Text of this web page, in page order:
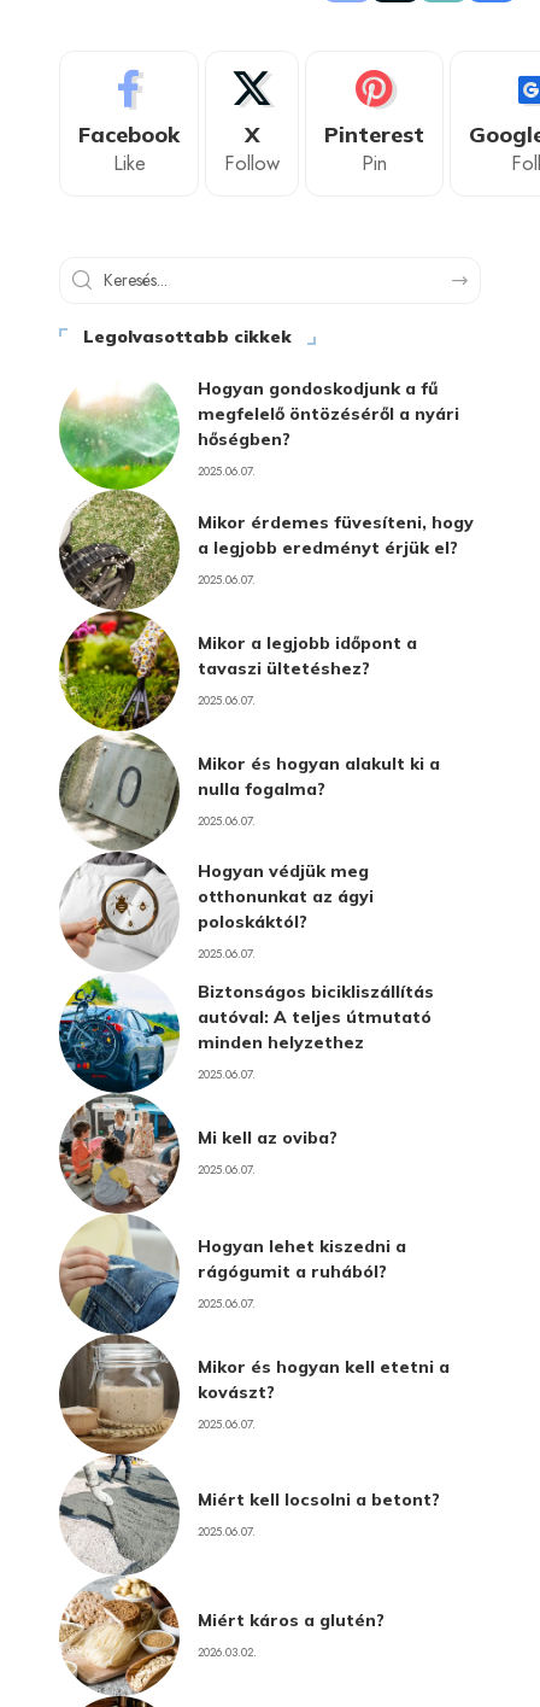
Facebook
Like
X
Follow
Pinterest
Pin
Legolvasottabb cikkek
Hogyan gondoskodjunk a fű
megfelelő öntözéséről a nyári
hőségben?
2025.06.07.
Mikor érdemes füvesíteni, hogy
a legjobb eredményt érjük el?
2025.06.07.
Mikor a legjobb időpont a
tavaszi ültetéshez?
2025.06.07.
Mikor és hogyan alakult ki a
nulla fogalma?
2025.06.07.
Hogyan védjük meg
otthonunkat az ágyi
poloskáktól?
2025.06.07.
Biztonságos bicikliszállítás
autóval: A teljes útmutató
minden helyzethez
2025.06.07.
Mi kell az oviba?
2025.06.07.
Hogyan lehet kiszedni a
rágógumit a ruhából?
2025.06.07.
Mikor és hogyan kell etetni a
kovászt?
2025.06.07.
Miért kell locsolni a betont?
2025.06.07.
Miért káros a glutén?
2026.03.02.